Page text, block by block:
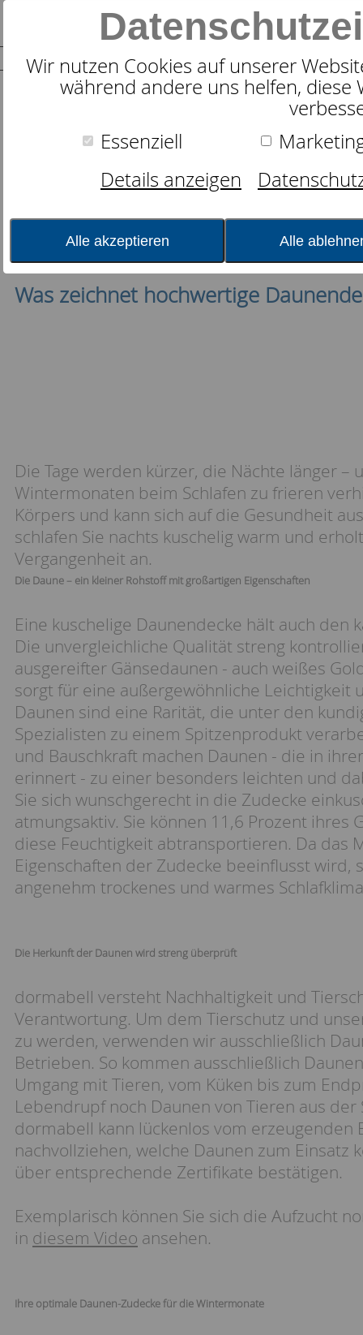
Wir nutzen Cookies auf unserer
während andere uns helfen, diese
Essenziell
Details anzeigen
Alle akzeptieren Alle
Suche nach
Schlafexperten-Tipps:
Produkte
Zudecken
Datum:04.11.2016 08:04:32
Was zeichnet hochwertige
Die Tage werden kürzer, die Nächte länger –
Wintermonaten beim Schlafen zu frieren
Körpers und kann sich auf die Gesundheit
schlafen Sie nachts kuschelig warm und
Vergangenheit an.
Die Daune – ein kleiner Rohstoff mit großartigen Eigenschaften
Eine kuschelige Daunendecke hält auch
Die unvergleichliche Qualität streng
ausgereifter Gänsedaunen - auch weißes
sorgt für eine außergewöhnliche Leichtigkeit
Daunen sind eine Rarität, die unter den
Spezialisten zu einem Spitzenprodukt
und Bauschkraft machen Daunen - die in
erinnert - zu einer besonders leichten und
Sie sich wunschgerecht in die Zudecke
atmungsaktiv. Sie können 11,6 Prozent ihres
diese Feuchtigkeit abtransportieren. Da das
Eigenschaften der Zudecke beeinflusst wird,
angenehm trockenes und warmes
Die Herkunft der Daunen wird streng überprüft
dormabell versteht Nachhaltigkeit und
Verantwortung. Um dem Tierschutz und
zu werden, verwenden wir ausschließlich
Betrieben. So kommen ausschließlich
Umgang mit Tieren, vom Küken bis zum
Lebendrupf noch Daunen von Tieren aus
dormabell kann lückenlos vom
nachvollziehen, welche Daunen zum Einsatz
über entsprechende Zertifikate bestätigen.
Exemplarisch können Sie sich die Aufzucht
in diesem Video ansehen.
Ihre optimale Daunen-Zudecke für die Wintermonate